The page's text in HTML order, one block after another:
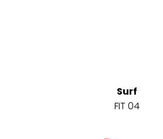
Surf
FIT 04